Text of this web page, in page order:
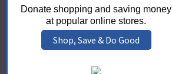
Donate shopping and saving money
at popular online stores.
Shop, Save & Do Good